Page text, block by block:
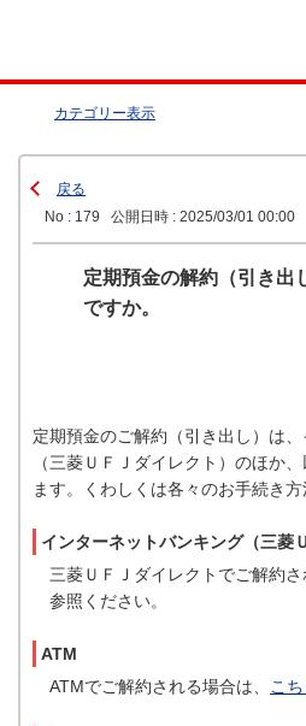
カテゴリー表示
戻る
No : 179
公開日時 : 2025/03/01 00:00
定期預金の解約（引き出
ですか。
定期預金のご解約（引き出し）は
（三菱ＵＦＪダイレクト）のほか
ます。くわしくは各々のお手続き方
インターネットバンキング（三菱
三菱ＵＦＪダイレクトでご解約さ
参照ください。
ATM
ATMでご解約される場合は、
こち